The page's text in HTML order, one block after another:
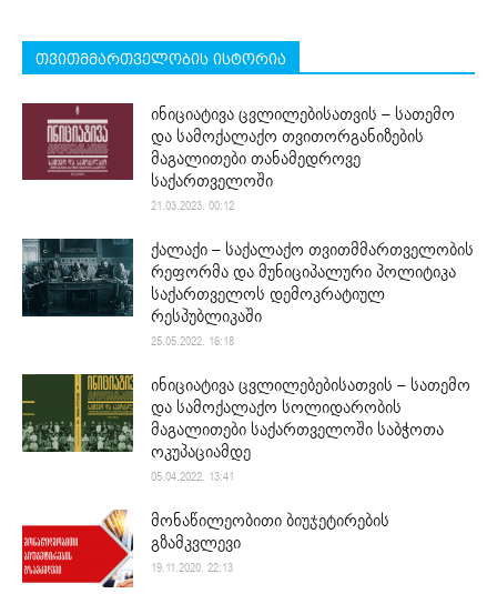
თვითმმართველობის ისტორია
ინიციატივა ცვლილებისათვის – სათემო
და სამოქალაქო თვითორგანიზების
მაგალითები თანამედროვე
საქართველოში
21.03.2023. 00:12
ქალაქი – საქალაქო თვითმმართველობის
რეფორმა და მუნიციპალური პოლიტიკა
საქართველოს დემოკრატიულ
რესპუბლიკაში
25.05.2022. 16:18
ინიციატივა ცვლილებებისათვის – სათემო
და სამოქალაქო სოლიდარობის
მაგალითები საქართველოში საბჭოთა
ოკუპაციამდე
05.04.2022. 13:41
მონაწილეობითი ბიუჯეტირების
გზამკვლევი
19.11.2020. 22:13